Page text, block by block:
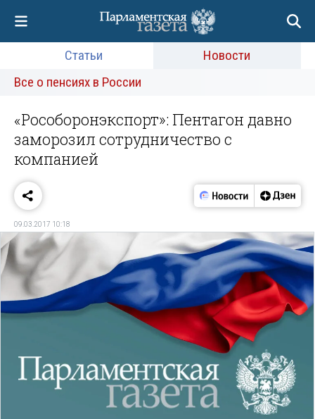
Статьи
Новости
Все о пенсиях в России
«Рособоронэкспорт»: Пентагон давно
заморозил сотрудничество с
компанией
09.03.2017 10:18